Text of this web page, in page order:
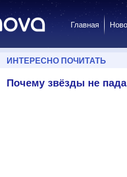
Главная
ИНТЕРЕСНО ПОЧИТАТЬ
Почему звёзды не